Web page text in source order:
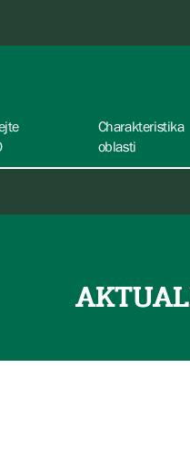
Charakteristika
oblasti